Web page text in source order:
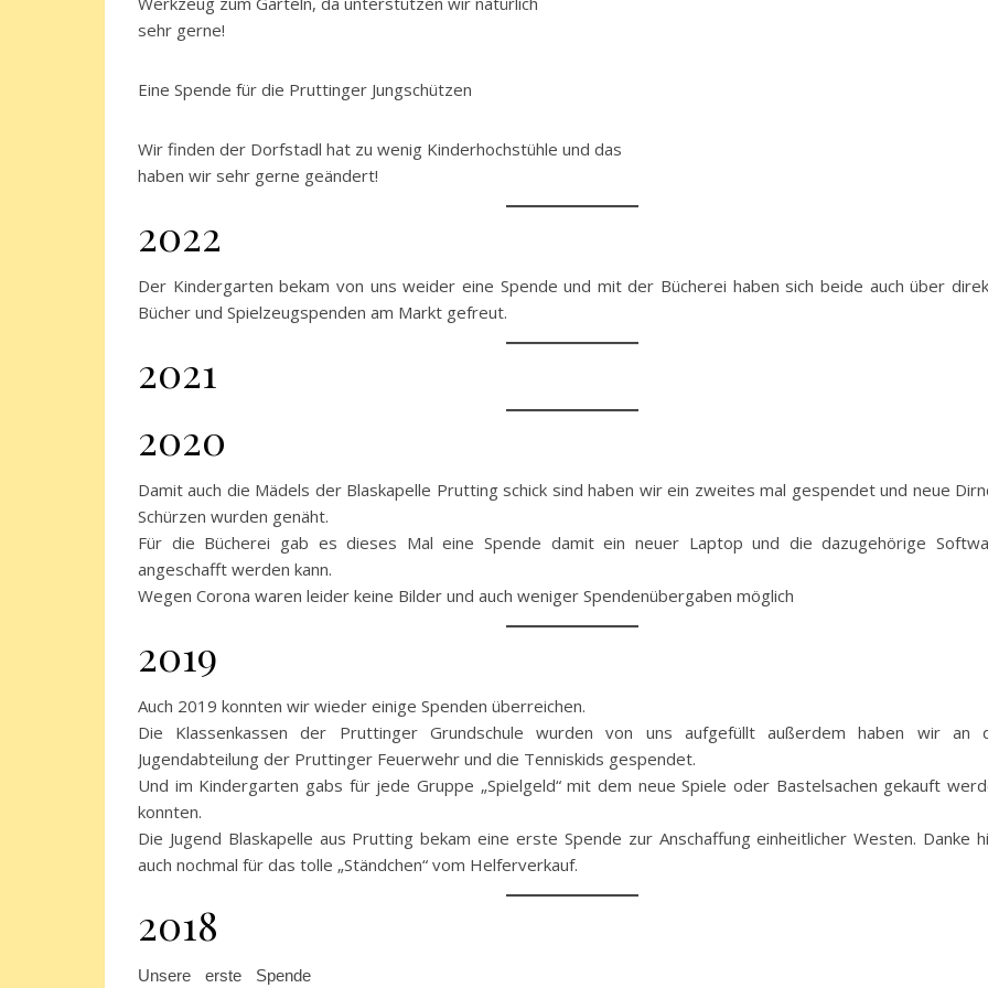
sehr gerne!
Eine Spende für die Pruttinger Jungschützen
Wir finden der Dorfstadl hat zu wenig Kinderhochstühle und das
haben wir sehr gerne geändert!
2022
Der Kindergarten bekam von uns weider eine Spende und mit der Bücherei haben sich beide auch über
Bücher und Spielzeugspenden am Markt gefreut.
2021
2020
Damit auch die Mädels der Blaskapelle Prutting schick sind haben wir ein zweites mal gespendet und neue
Schürzen wurden genäht.
Für die Bücherei gab es dieses Mal eine Spende damit ein neuer Laptop und die dazugehörige
angeschafft werden kann.
Wegen Corona waren leider keine Bilder und auch weniger Spendenübergaben möglich
2019
Auch 2019 konnten wir wieder einige Spenden überreichen.
Die Klassenkassen der Pruttinger Grundschule wurden von uns aufgefüllt außerdem haben wir an
Jugendabteilung der Pruttinger Feuerwehr und die Tenniskids gespendet.
Und im Kindergarten gabs für jede Gruppe „Spielgeld“ mit dem neue Spiele oder Bastelsachen gekauft
konnten.
Die Jugend Blaskapelle aus Prutting bekam eine erste Spende zur Anschaffung einheitlicher Westen. Danke
auch nochmal für das tolle „Ständchen“ vom Helferverkauf.
2018
Unsere erste Spende